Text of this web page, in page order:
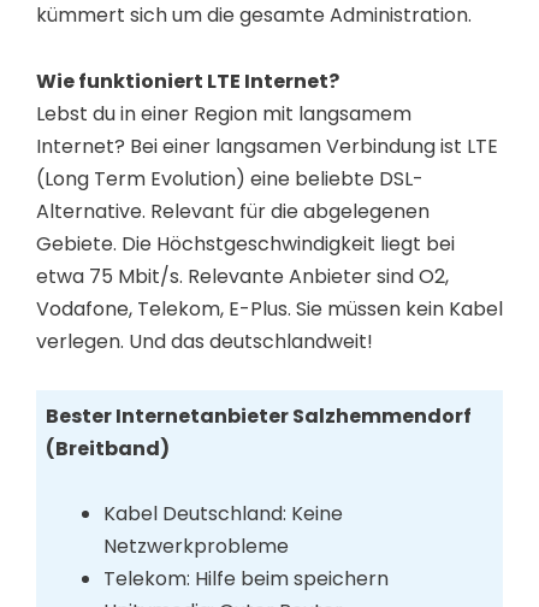
kümmert sich um die gesamte Administration.
Wie funktioniert LTE Internet?
Lebst du in einer Region mit langsamem
Internet? Bei einer langsamen Verbindung ist LTE
(Long Term Evolution) eine beliebte DSL-
Alternative. Relevant für die abgelegenen
Gebiete. Die Höchstgeschwindigkeit liegt bei
etwa 75 Mbit/s. Relevante Anbieter sind O2,
Vodafone, Telekom, E-Plus. Sie müssen kein Kabel
verlegen. Und das deutschlandweit!
Bester Internetanbieter Salzhemmendorf
(Breitband)
Kabel Deutschland: Keine
Netzwerkprobleme
Telekom: Hilfe beim speichern